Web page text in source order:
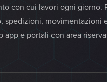
con cui lavori ogni giorno.
movimentazioni
e portali con area